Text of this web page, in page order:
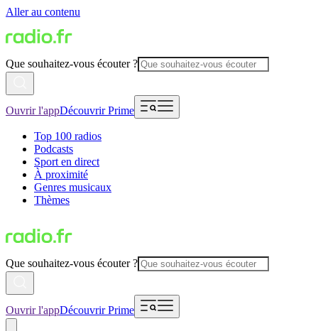
Aller au contenu
Que souhaitez-vous écouter ?
Ouvrir l'appDécouvrir Prime
Top 100 radios
Podcasts
Sport en direct
À proximité
Genres musicaux
Thèmes
Que souhaitez-vous écouter ?
Ouvrir l'appDécouvrir Prime